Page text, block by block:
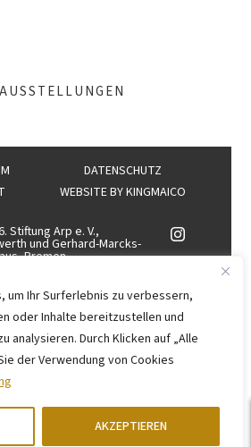
um Ihr Surferlebnis zu verbessern,
oder Inhalte bereitzustellen und
analysieren. Durch Klicken auf „Alle
der Verwendung von Cookies
AKZEPTIEREN
AUSSTELLUNGEN
DATENSCHUTZ
WEBSITE BYKINGMAICO
Stiftung Arp e. V.,
und Gerhard-Marcks-
Bremen